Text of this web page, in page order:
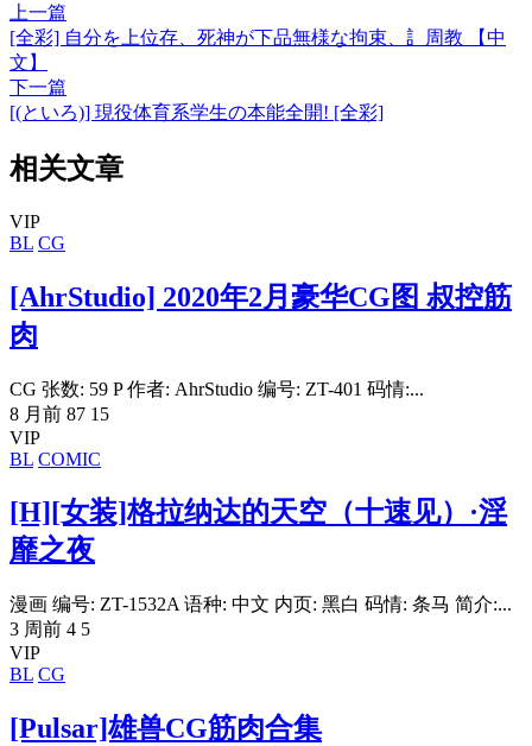
上一篇
[全彩] 自分を上位存、死神が下品無様な拘束、訁周教 【中
文】
下一篇
[(といろ)] 現役体育系学生の本能全開! [全彩]
相关文章
VIP
BL CG
[AhrStudio] 2020年2月豪华CG图 叔控筋
肉
CG 张数: 59 P 作者: AhrStudio 编号: ZT-401 码情:...
8 月前 87 15
VIP
BL COMIC
[H][女装]格拉纳达的天空（十速见）·淫
靡之夜
漫画 编号: ZT-1532A 语种: 中文 内页: 黑白 码情: 条马 简介:...
3 周前 4 5
VIP
BL CG
[Pulsar]雄兽CG筋肉合集